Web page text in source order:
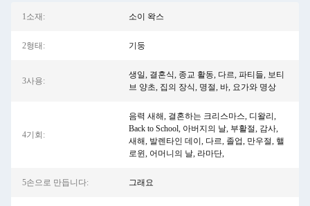
1소재: 소이 왁스
2형태: 기둥
3사용:
생일, 결혼식, 종교 활동, 다르, 파티들, 보티
브 양초, 집의 장식, 명절, 바, 요가와 명상
4기회:
음력 새해, 결혼하는 크리스마스, 디왈리,
Back to School, 아버지의 날, 부활절, 감사,
새해, 발렌타인 데이, 다르, 졸업, 만우절, 핼
로윈, 어머니의 날, 라마단,
5손으로 만듭니다: 그래요